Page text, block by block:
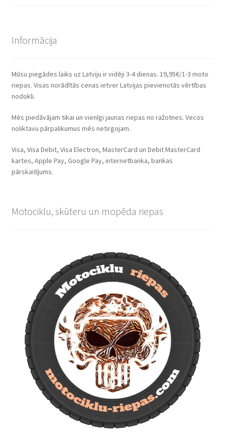
Informācija
Mūsu piegādes laiks uz Latviju ir vidēji 3-4 dienas. 19,95€/1-3 moto
riepas. Visas norādītās cenas ietver Latvijas pievienotās vērtības
nodokli.
Mēs piedāvājam tikai un vienīgi jaunas riepas no ražotnes. Vecos
noliktavu pārpalikumus mēs netirgojam.
Visa, Visa Debit, Visa Electron, MasterCard un Debit MasterCard
kartes, Apple Pay, Google Pay, internetbanka, bankas
pārskaitījums.
Motociklu, skūteru un mopēda riepas